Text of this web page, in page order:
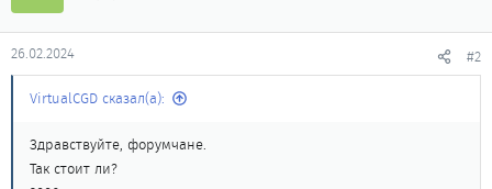
26.02.2024 #2
VirtualCGD сказал(а):
Здравствуйте, форумчане.
Так стоит ли?